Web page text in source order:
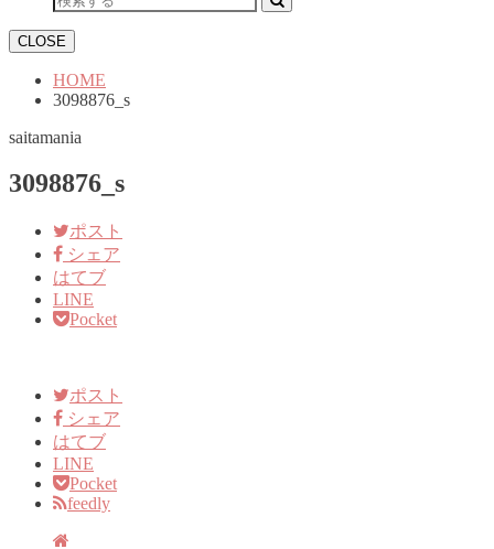
CLOSE
HOME
3098876_s
saitamania
3098876_s
ポスト
シェア
はてブ
LINE
Pocket
ポスト
シェア
はてブ
LINE
Pocket
feedly